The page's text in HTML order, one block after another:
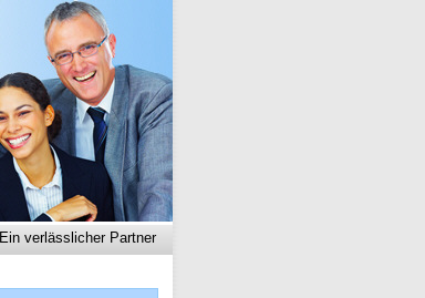
Ein verlässlicher Partner